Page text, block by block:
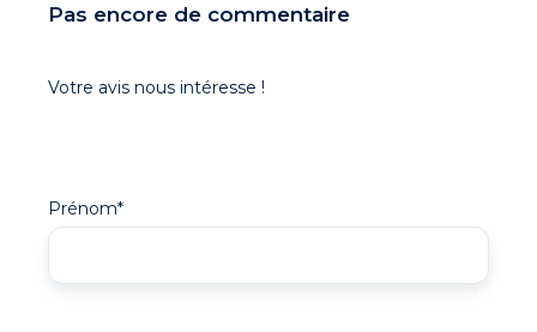
Pas encore de commentaire
Votre avis nous intéresse !
Prénom*